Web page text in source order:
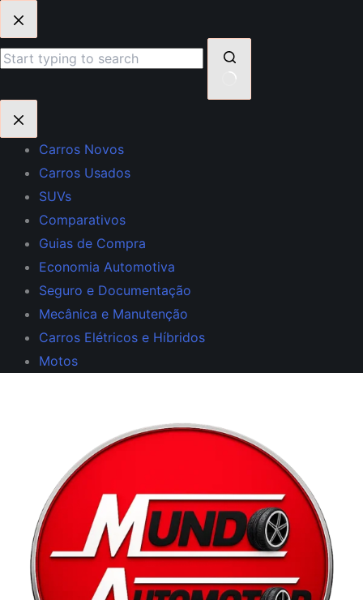
para
o
resultados
Carros Novos
Carros Usados
SUVs
Comparativos
Guias de Compra
Economia Automotiva
Seguro e Documentação
Mecânica e Manutenção
Carros Elétricos e Híbridos
Motos